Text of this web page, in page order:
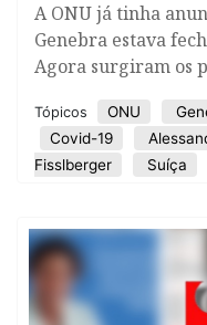
A ONU já tinha
Genebra estava
Agora surgiram os
Tópicos ONU
Covid-19
Fisslberger
Suíça